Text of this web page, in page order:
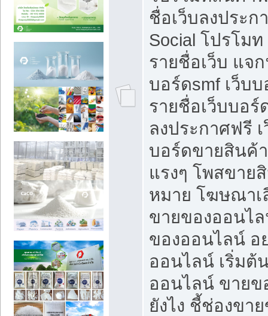
ชื่อเว็บลงประ
Social โปรโม
รายชื่อเว็บ แจ
บอร์ดsmf เว็บ
รายชื่อเว็บบอ
ลงประกาศฟรี
บอร์ดขายสินค้
แรงๆ โพสขาย
หมาย โฆษณาเ
ขายของออนไ
ของออนไลน์ อ
ออนไลน์ เริ่มต้
ออนไลน์ ขายข
ยังไง ชี้ช่องขา